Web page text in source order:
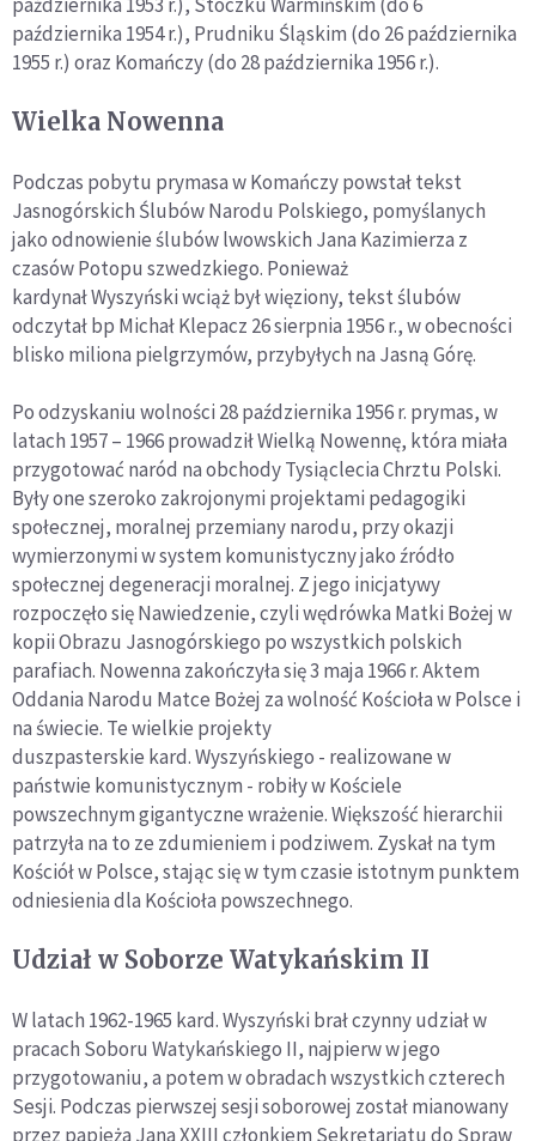
października 1954 r.), Prudniku Śląskim (do 26 października
1955 r.) oraz Komańczy (do 28 października 1956 r.).
Wielka Nowenna
Podczas pobytu prymasa w Komańczy powstał tekst
Jasnogórskich Ślubów Narodu Polskiego, pomyślanych
jako odnowienie ślubów lwowskich Jana Kazimierza z
czasów Potopu szwedzkiego. Ponieważ
kardynał Wyszyński wciąż był więziony, tekst ślubów
odczytał bp Michał Klepacz 26 sierpnia 1956 r., w obecności
blisko miliona pielgrzymów, przybyłych na Jasną Górę.
Po odzyskaniu wolności 28 października 1956 r. prymas, w
latach 1957 – 1966 prowadził Wielką Nowennę, która miała
przygotować naród na obchody Tysiąclecia Chrztu Polski.
Były one szeroko zakrojonymi projektami pedagogiki
społecznej, moralnej przemiany narodu, przy okazji
wymierzonymi w system komunistyczny jako źródło
społecznej degeneracji moralnej. Z jego inicjatywy
rozpoczęło się Nawiedzenie, czyli wędrówka Matki Bożej w
kopii Obrazu Jasnogórskiego po wszystkich polskich
parafiach. Nowenna zakończyła się 3 maja 1966 r. Aktem
Oddania Narodu Matce Bożej za wolność Kościoła w Polsce i
na świecie. Te wielkie projekty
duszpasterskie kard. Wyszyńskiego - realizowane w
państwie komunistycznym - robiły w Kościele
powszechnym gigantyczne wrażenie. Większość hierarchii
patrzyła na to ze zdumieniem i podziwem. Zyskał na tym
Kościół w Polsce, stając się w tym czasie istotnym punktem
odniesienia dla Kościoła powszechnego.
Udział w Soborze Watykańskim II
W latach 1962-1965 kard. Wyszyński brał czynny udział w
pracach Soboru Watykańskiego II, najpierw w jego
przygotowaniu, a potem w obradach wszystkich czterech
Sesji. Podczas pierwszej sesji soborowej został mianowany
przez papieża Jana XXIII członkiem Sekretariatu do Spraw